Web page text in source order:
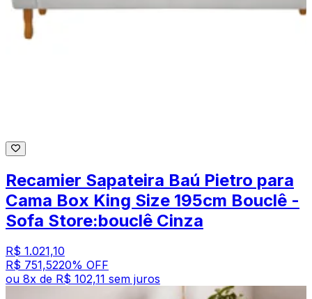
Recamier Sapateira Baú Pietro para
Cama Box King Size 195cm Bouclê -
Sofa Store:bouclê Cinza
R$ 1.021,10
R$ 751,5220% OFF
ou 8x de R$ 102,11 sem juros